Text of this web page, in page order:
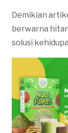
Demikian
berwarna
solusi